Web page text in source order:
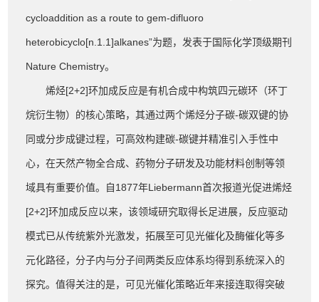
cycloaddition as a route to gem-difluoro
heterobicyclo[n.1.1]alkanes”为题，发表于国际化学顶级期刊
Nature Chemistry。
烯烃[2+2]环加成反应是有机合成中构筑四元碳环（环丁
烷衍生物）的核心策略，其通过两个烯烃分子碳-碳双键的协
同或分步成键过程，可高效构建碳-碳键并精准引入手性中
心，在天然产物全合成、药物分子研发及功能材料创制等领
域具有重要价值。自1877年Liebermann首次报道光促进烯烃
[2+2]环加成反应以来，该领域研究取得长足进展，反应驱动
模式已从传统紫外光激发，拓展至可见光催化及酶催化等多
元化路径，分子内与分子间两类反应体系均得到系统深入的
探究。值得关注的是，可见光催化策略近年来接连取得突破